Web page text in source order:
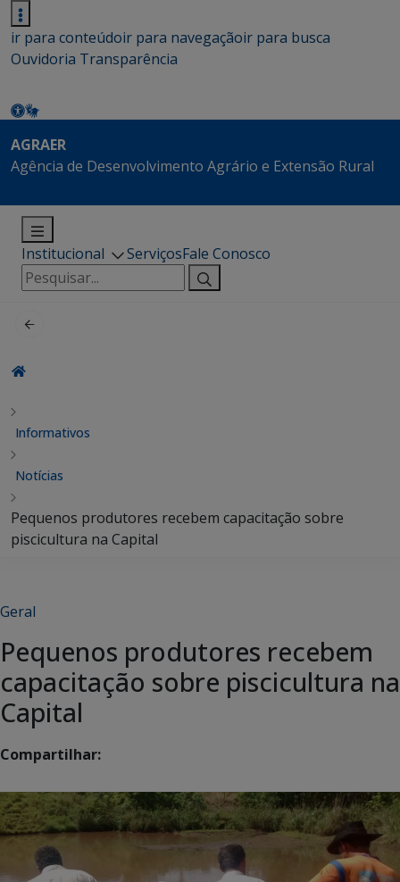
ir para conteúdoir para navegaçãoir para busca
Ouvidoria Transparência
AGRAER
Agência de Desenvolvimento Agrário e Extensão Rural
Institucional ServiçosFale Conosco
Pesquisar
por:
Informativos
Notícias
Pequenos produtores recebem capacitação sobre
piscicultura na Capital
Geral
Pequenos produtores recebem
capacitação sobre piscicultura na
Capital
Compartilhar: